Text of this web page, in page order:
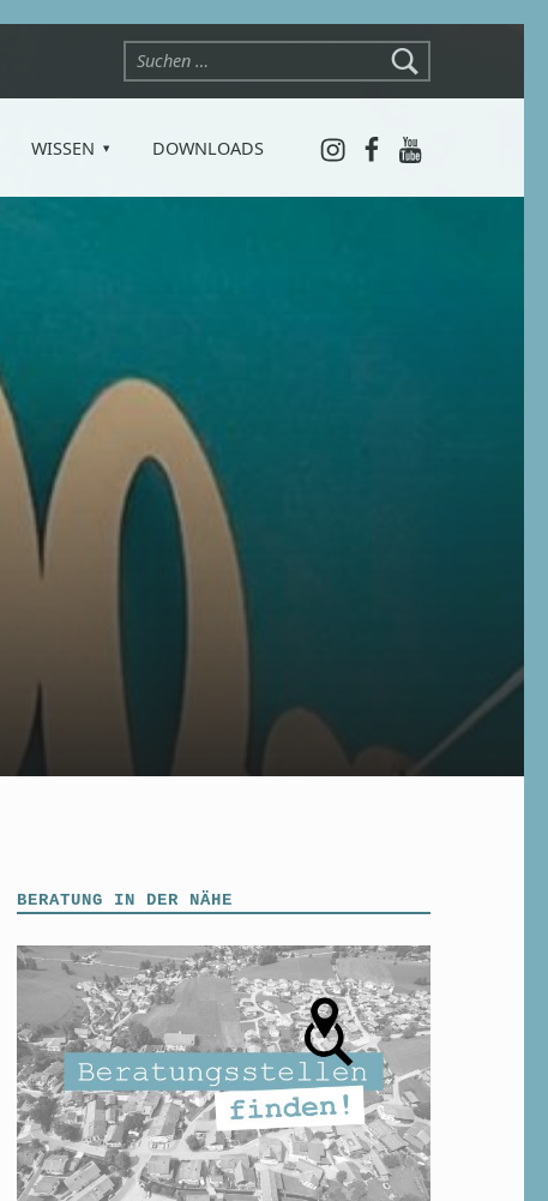
WISSEN DOWNLOADS
Instagram
Facebook
YouTube
BERATUNG IN DER NÄHE